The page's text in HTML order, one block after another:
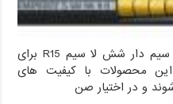
برخی از صنعت ها از شیلنگ های سیم دار شش لا سیم R15 برای
این محصولات با کیفیت های
و در اختیار صن